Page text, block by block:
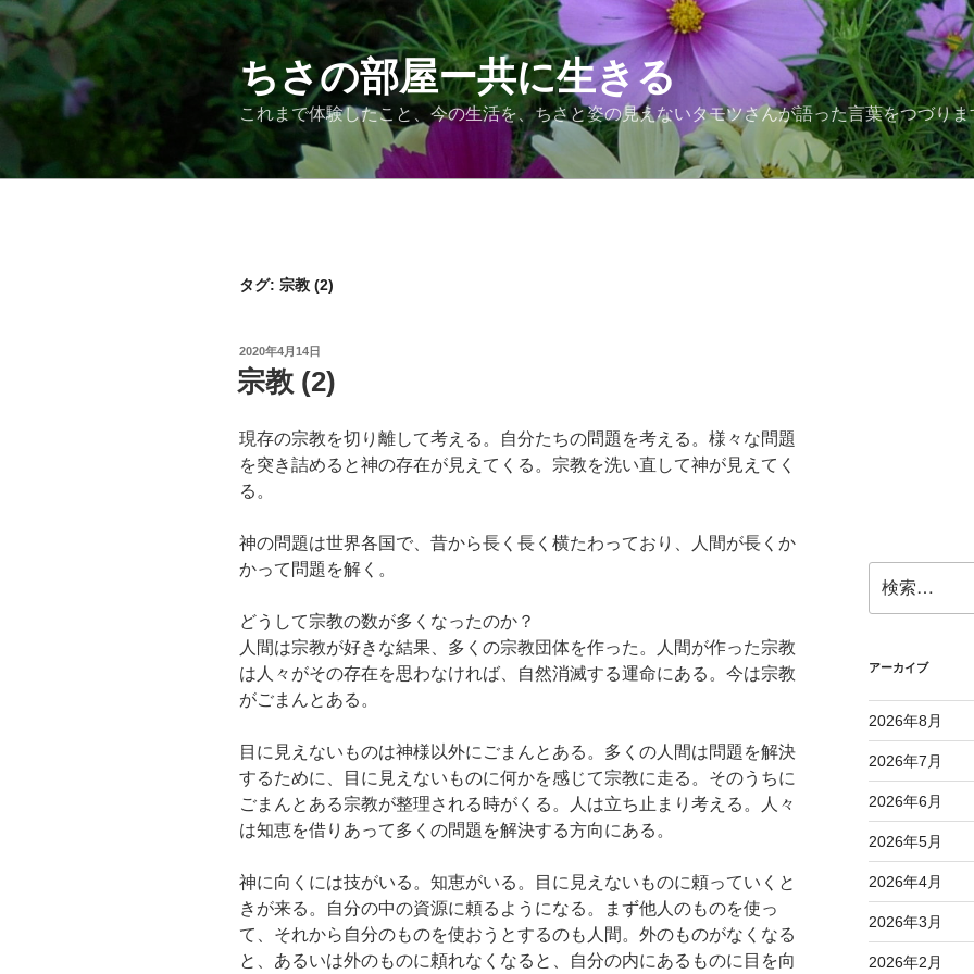
コ
ン
テ
ツ
ちさの部屋ー共に生きる
これまで体験したこと、今の生活を、ちさと姿の見えないタモツさんが語った言葉をつづりま
タグ: 宗教 (2)
投
稿
日:
2020年4月14日
宗教 (2)
現存の宗教を切り離して考える。自分たちの問題を考える。様々な問題
を突き詰めると神の存在が見えてくる。宗教を洗い直して神が見えてく
る。
神の問題は世界各国で、昔から長く長く横たわっており、人間が長くか
かって問題を解く。
どうして宗教の数が多くなったのか？
人間は宗教が好きな結果、多くの宗教団体を作った。人間が作った宗教
は人々がその存在を思わなければ、自然消滅する運命にある。今は宗教
がごまんとある。
目に見えないものは神様以外にごまんとある。多くの人間は問題を解決
するために、目に見えないものに何かを感じて宗教に走る。そのうちに
ごまんとある宗教が整理される時がくる。人は立ち止まり考える。人々
は知恵を借りあって多くの問題を解決する方向にある。
神に向くには技がいる。知恵がいる。目に見えないものに頼っていくと
きが来る。自分の中の資源に頼るようになる。まず他人のものを使っ
て、それから自分のものを使おうとするのも人間。外のものがなくなる
と、あるいは外のものに頼れなくなると、自分の内にあるものに目を向
索:
アーカイブ
2026年8月
2026年7月
2026年6月
2026年5月
2026年4月
2026年3月
2026年2月